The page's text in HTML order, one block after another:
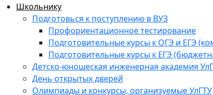
Школьнику
Подготовься к поступлению в ВУЗ
Профориентационное тестирование
Подготовительные курсы к ОГЭ и ЕГЭ
Подготовительные курсы к ЕГЭ
Детско-юношеская инженерная академия
День открытых дверей
Олимпиады и конкурсы, организуемые УлГТУ